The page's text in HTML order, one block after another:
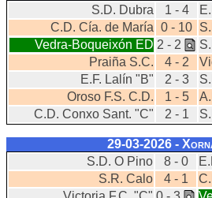
S.D. Dubra
1 - 4
C.D. Cía. de María 0 - 10
Vedra-Boqueixón ED 2 - 2
Praiña S.C.
4 - 2
E.F. Lalín "B"
2 - 3
Oroso F.S. C.D.
1 - 5
C.D. Conxo Sant. "C"
2 - 1
29-03-2026 -
S.D. O Pino
8 - 0
S.R. Calo
4 - 1